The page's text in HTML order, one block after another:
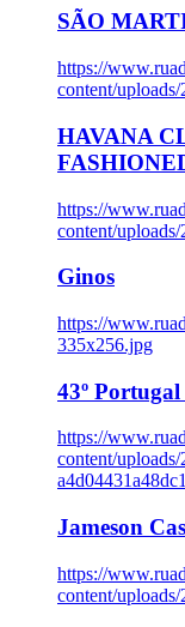
SÃO
https://
content/
HAVANA
https://
content/
Ginos
https://
335x256.jpg
43º
https://
content/
Jameson
https://
content/